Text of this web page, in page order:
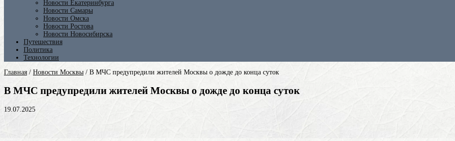
Новости Екатеринбурга
Новости Самары
Новости Омска
Новости Ростова
Новости Новосибирска
Путешествия
Политика
Технологии
Главная / Новости Москвы / В МЧС предупредили жителей Москвы о дожде до конца суток
В МЧС предупредили жителей Москвы о дожде до конца суток
19.07.2025